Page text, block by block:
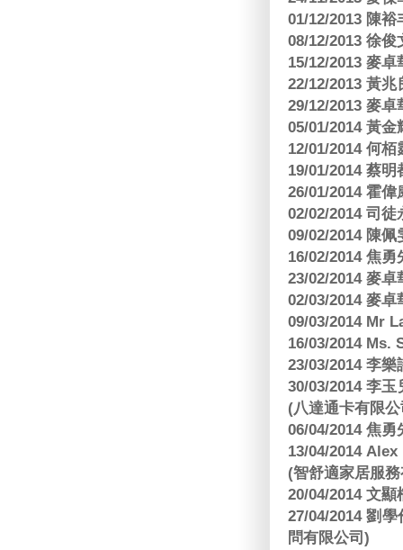
01/12/2013 陳
08/12/2013 徐
15/12/2013 麥
22/12/2013 黃
29/12/2013 麥
05/01/2014 黃
12/01/2014 何
19/01/2014 蔡
26/01/2014 霍
02/02/2014 司
09/02/2014 陳
16/02/2014 焦
23/02/2014 麥
02/03/2014 麥
09/03/2014 Mr
16/03/2014 Ms.
23/03/2014 李
30/03/2014 李
(八達通卡有限
06/04/2014 焦
13/04/2014
(智舒適家居服
20/04/2014 文
27/04/2014 劉
問有限公司)